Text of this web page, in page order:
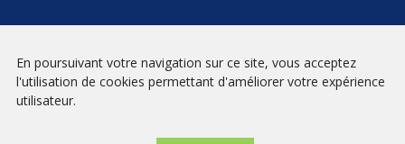
NEWSLETTER
En poursuivant votre navigation sur ce site, vous acceptez
l'utilisation de cookies permettant d'améliorer votre expérience
utilisateur.